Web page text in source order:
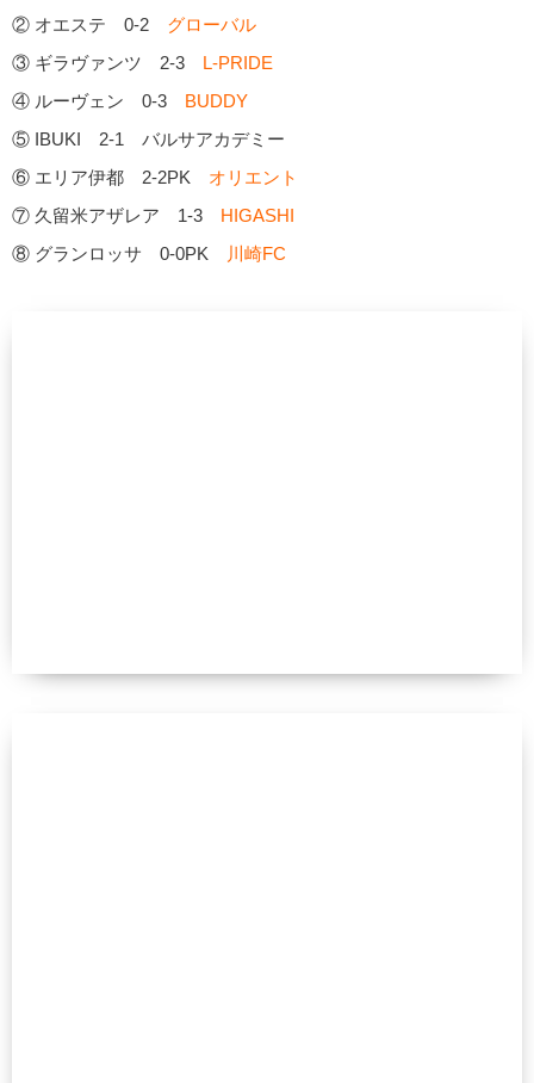
② オエステ 0-2 グローバル
③ ギラヴァンツ 2-3 L-PRIDE
④ ルーヴェン 0-3 BUDDY
⑤ IBUKI 2-1 バルサアカデミー
⑥ エリア伊都 2-2PK オリエント
⑦ 久留米アザレア 1-3 HIGASHI
⑧ グランロッサ 0-0PK
川崎FC